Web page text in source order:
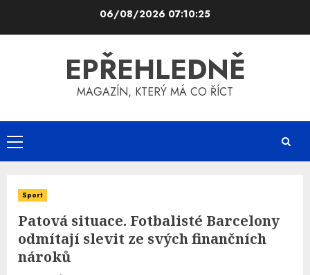
06/08/2026 07:10:25
EPŘEHLEDNĚ
MAGAZÍN, KTERÝ MÁ CO ŘÍCT
Primary
Menu
Sport
Patová situace. Fotbalisté Barcelony
odmítají slevit ze svých finančních
nároků